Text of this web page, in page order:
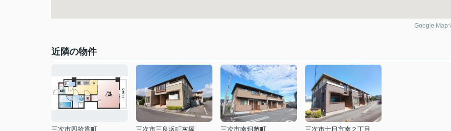
Google Map
近隣の物件
三次市四拾貫町 三次市三良坂町灰塚 三次市南畑敷町 三次市十日市南２丁目